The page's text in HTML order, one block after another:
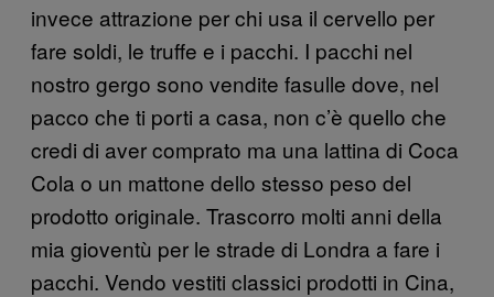
invece attrazione per chi usa il cervello per
fare soldi, le truffe e i pacchi. I pacchi nel
nostro gergo sono vendite fasulle dove, nel
pacco che ti porti a casa, non c’è quello che
credi di aver comprato ma una lattina di Coca
Cola o un mattone dello stesso peso del
prodotto originale. Trascorro molti anni della
mia gioventù per le strade di Londra a fare i
pacchi. Vendo vestiti classici prodotti in Cina,